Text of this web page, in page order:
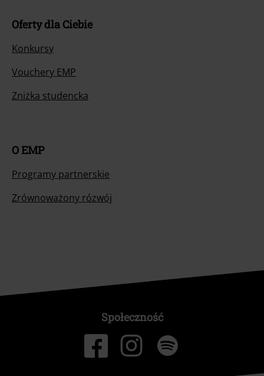
Oferty dla Ciebie
Konkursy
Vouchery EMP
Zniżka studencka
O EMP
Programy partnerskie
Zrównoważony rózwój
Społeczność